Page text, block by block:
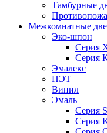
Тамбурные
Межкомнатные
Эко-шпон
Серия
Серия
Эмалекс
ПЭТ
Винил
Эмаль
Серия
Серия